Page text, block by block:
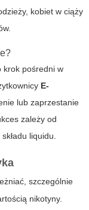
kobiet w ciąży
krok pośredni w
E-
lub zaprzestanie
zależy od
liquidu.
szczególnie
nikotyny.